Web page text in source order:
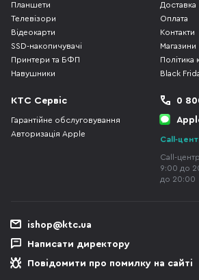
Планшети
Телевізори
Відеокарти
SSD-накопичувачі
Принтери та БФП
Навушники
Доставка
Оплата
Контакти
Магазини
Політика
Black
КТС Сервіс
Гарантійне обслуговування
Авторизація Apple
0
Call-
Call-
9:00 до
до 20:00
ishop@ktc.ua
Написати директору
Повідомити про помилку на сайті